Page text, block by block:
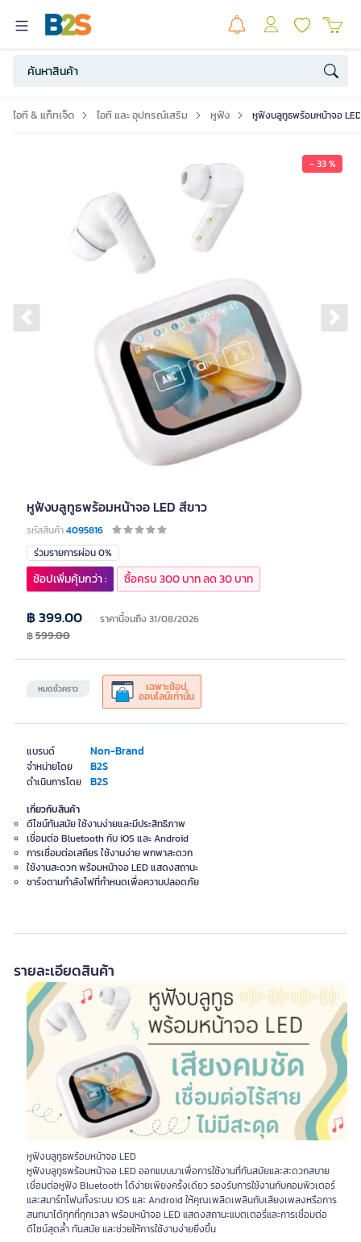
ไอที & แก็ทเจ็ด ไอที และ อุปกรณ์เสริม หูฟัง หูฟังบลูทูธพร้อมหน้าจอ
- 33 %
Previous slide
หูฟังบลูทูธพร้อมหน้าจอ LED สีขาว
รหัสสินค้า4095816
แบรนด์ Non-Brand
จำหน่ายโดย B2S
ดำเนินการโดย B2S
ร่วมรายการผ่อน 0%
หมดชั่วคราว เฉพาะช้อป
ออนไลน์เท่านั้น
฿ 399.00 ราคานี้จนถึง 31/08/2026
฿599.00
ช้อปเพิ่มคุ้มกว่า : ซื้อครบ 300 บาท ลด 30 บาท
เกี่ยวกับสินค้า
ดีไซน์ทันสมัย ใช้งานง่ายและมีประสิทธิภาพ
เชื่อมต่อ Bluetooth กับ iOS และ Android
การเชื่อมต่อเสถียร ใช้งานง่าย พกพาสะดวก
ใช้งานสะดวก พร้อมหน้าจอ LED แสดงสถานะ
ชาร์จตามกำลังไฟที่กำหนดเพื่อความปลอดภัย
รายละเอียดสินค้า
หูฟังบลูทูธพร้อมหน้าจอ LED
หูฟังบลูทูธพร้อมหน้าจอ LED ออกแบบมาเพื่อการใช้งานที่ทันสมัยและสะดวกสบาย
เชื่อมต่อหูฟัง Bluetooth ได้ง่ายเพียงครั้งเดียว รองรับการใช้งานกับคอมพิวเตอร์
และสมาร์ทโฟนทั้งระบบ iOS และ Android ให้คุณเพลิดเพลินกับเสียงเพลงหรือการ
สนทนาได้ทุกที่ทุกเวลา พร้อมหน้าจอ LED แสดงสถานะแบตเตอรี่และการเชื่อมต่อ
ดีไซน์สุดล้ำ ทันสมัย และช่วยให้การใช้งานง่ายยิ่งขึ้น